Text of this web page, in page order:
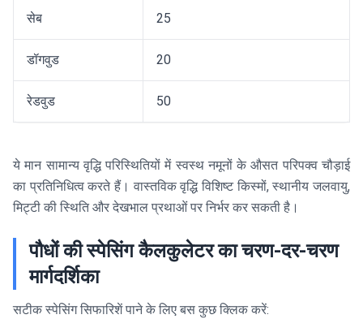
सेब 25
डॉगवुड 20
रेडवुड 50
ये मान सामान्य वृद्धि परिस्थितियों में स्वस्थ नमूनों के औसत परिपक्व चौड़ाई
का प्रतिनिधित्व करते हैं। वास्तविक वृद्धि विशिष्ट किस्मों, स्थानीय जलवायु,
मिट्टी की स्थिति और देखभाल प्रथाओं पर निर्भर कर सकती है।
पौधों की स्पेसिंग कैलकुलेटर का चरण-दर-चरण
मार्गदर्शिका
सटीक स्पेसिंग सिफारिशें पाने के लिए बस कुछ क्लिक करें: